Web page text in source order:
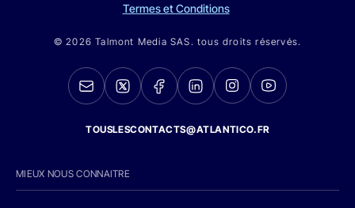
Termes et Conditions
© 2026 Talmont Media SAS. tous droits réservés.
TOUSLESCONTACTS@ATLANTICO.FR
MIEUX NOUS CONNAITRE